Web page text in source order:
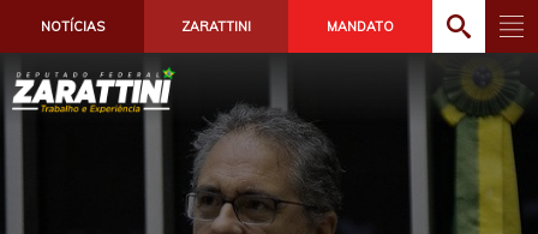
NOTÍCIAS ZARATTINI MANDATO